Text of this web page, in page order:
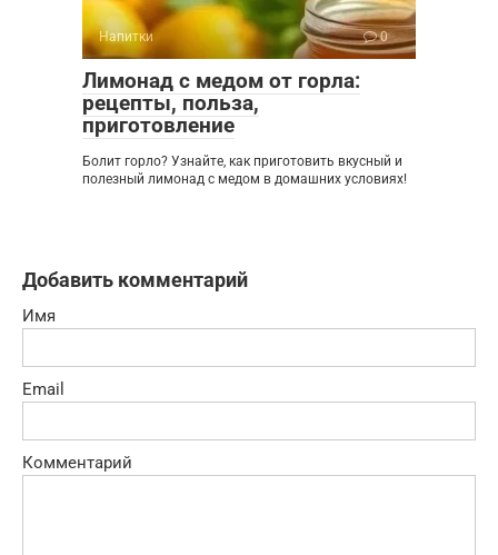
Напитки 0
Лимонад с медом от горла:
рецепты, польза,
приготовление
Болит горло? Узнайте, как приготовить вкусный и
полезный лимонад с медом в домашних условиях!
Добавить комментарий
Имя
Email
Комментарий